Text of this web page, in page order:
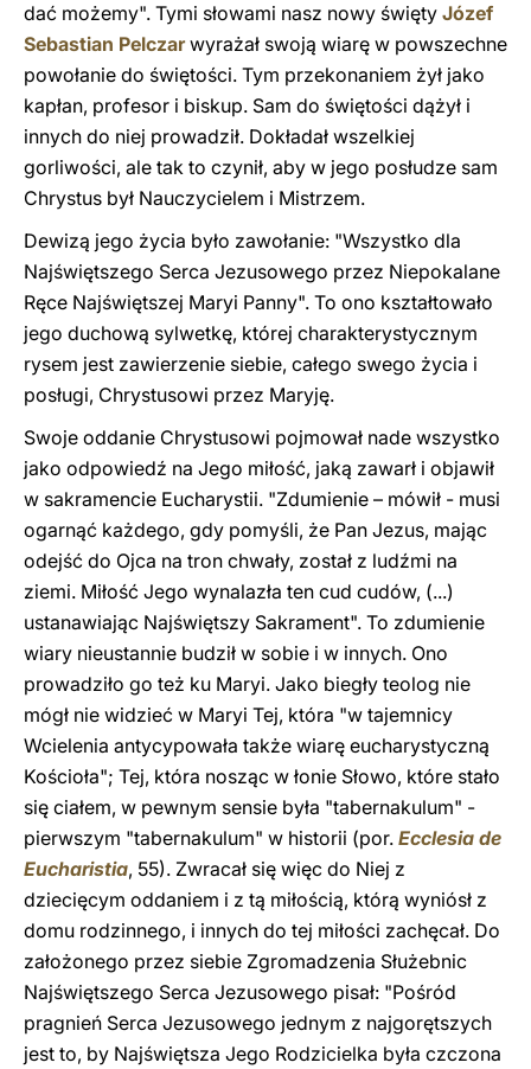
dać możemy". Tymi słowami nasz nowy święty Józef
Sebastian Pelczarwyrażał swoją wiarę w powszechne
powołanie do świętości. Tym przekonaniem żył jako
kapłan, profesor i biskup. Sam do świętości dążył i
innych do niej prowadził. Dokładał wszelkiej
gorliwości, ale tak to czynił, aby w jego posłudze sam
Chrystus był Nauczycielem i Mistrzem.
Dewizą jego życia było zawołanie: "Wszystko dla
Najświętszego Serca Jezusowego przez Niepokalane
Ręce Najświętszej Maryi Panny". To ono kształtowało
jego duchową sylwetkę, której charakterystycznym
rysem jest zawierzenie siebie, całego swego życia i
posługi, Chrystusowi przez Maryję.
Swoje oddanie Chrystusowi pojmował nade wszystko
jako odpowiedź na Jego miłość, jaką zawarł i objawił
w sakramencie Eucharystii. "Zdumienie – mówił - musi
ogarnąć każdego, gdy pomyśli, że Pan Jezus, mając
odejść do Ojca na tron chwały, został z ludźmi na
ziemi. Miłość Jego wynalazła ten cud cudów, (...)
ustanawiając Najświętszy Sakrament". To zdumienie
wiary nieustannie budził w sobie i w innych. Ono
prowadziło go też ku Maryi. Jako biegły teolog nie
mógł nie widzieć w Maryi Tej, która "w tajemnicy
Wcielenia antycypowała także wiarę eucharystyczną
Kościoła"; Tej, która nosząc w łonie Słowo, które stało
się ciałem, w pewnym sensie była "tabernakulum" -
pierwszym "tabernakulum" w historii (por. Ecclesia de
Eucharistia, 55). Zwracał się więc do Niej z
dziecięcym oddaniem i z tą miłością, którą wyniósł z
domu rodzinnego, i innych do tej miłości zachęcał. Do
założonego przez siebie Zgromadzenia Służebnic
Najświętszego Serca Jezusowego pisał: "Pośród
pragnień Serca Jezusowego jednym z najgorętszych
jest to, by Najświętsza Jego Rodzicielka była czczona